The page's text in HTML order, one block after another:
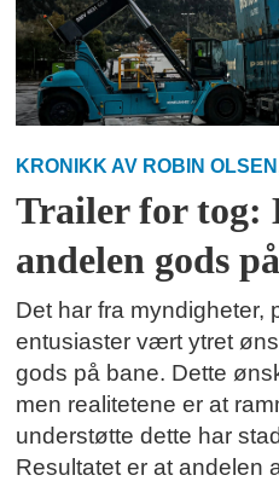
KRONIKK AV ROBIN
Trailer for tog:
andelen gods
Det har fra myndigheter,
entusiaster vært ytret
gods på bane. Dette
men realitetene er at
understøtte dette har
Resultatet er at andelen